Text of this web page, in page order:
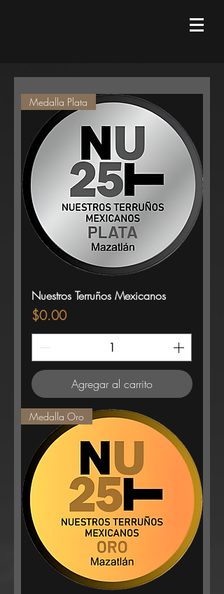
Medalla Plata
Nuestros Terruños Mexicanos
Precio
$0.00
Agregar al carrito
Medalla Oro